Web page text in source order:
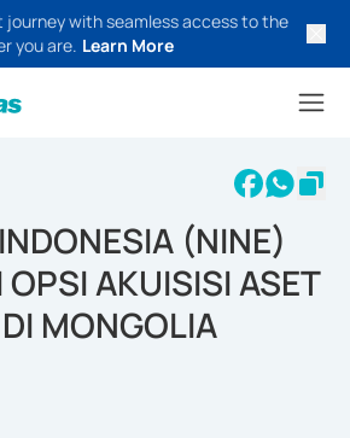
with seamless access to the
you are. Learn More
(NINE)
AKUISISI ASET
MONGOLIA